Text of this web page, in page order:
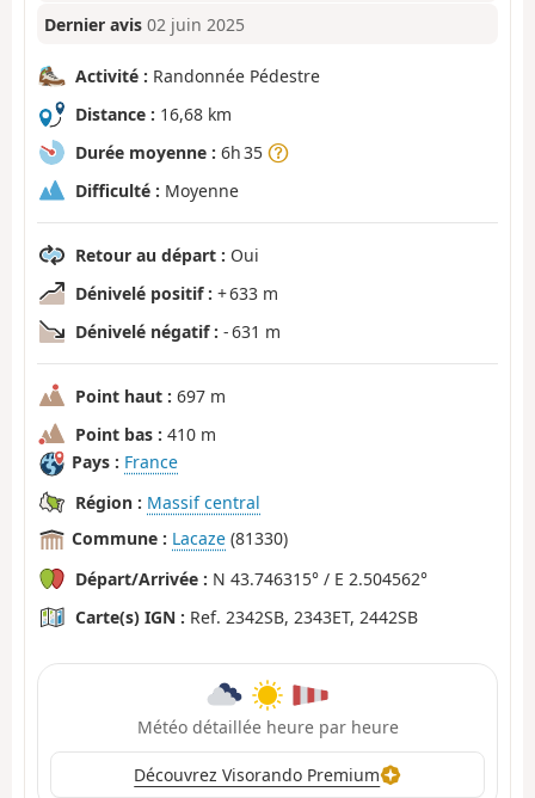
Dernier avis 02 juin 2025
Activité : Randonnée Pédestre
Distance : 16,68 km
Durée moyenne : 6h 35
Difficulté : Moyenne
Retour au départ : Oui
Dénivelé positif : + 633 m
Dénivelé négatif : - 631 m
Point haut : 697 m
Point bas : 410 m
Pays : France
Région : Massif central
Commune : Lacaze (81330)
Départ/Arrivée : N 43.746315° / E 2.504562°
Carte(s) IGN : Ref. 2342SB, 2343ET, 2442SB
Météo détaillée heure par heure
Découvrez Visorando Premium